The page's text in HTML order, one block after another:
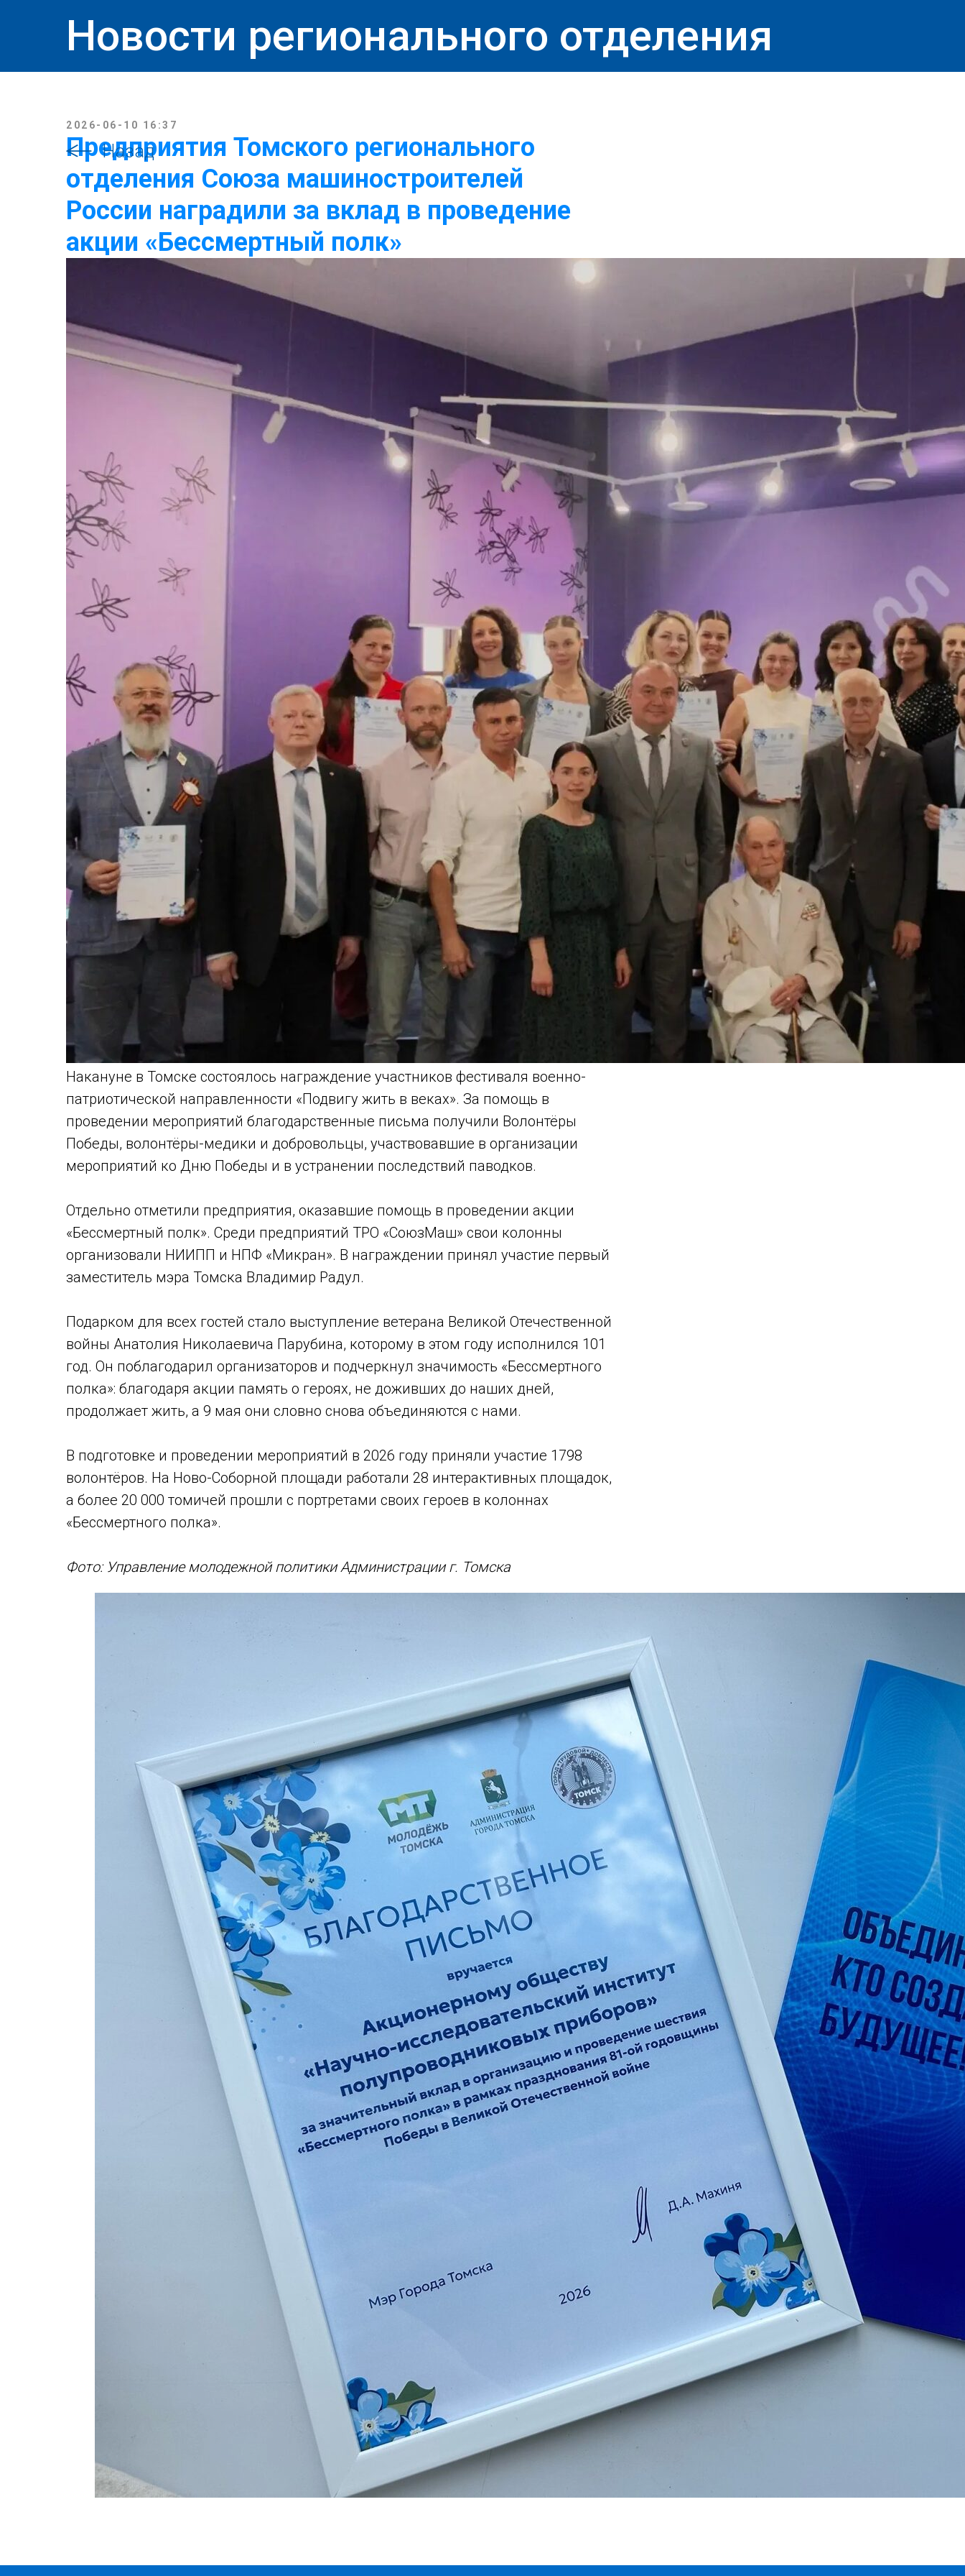
Новости регионального отделения
Назад
2026-06-10 16:37
Предприятия Томского регионального
отделения Союза машиностроителей
России наградили за вклад в проведение
акции «Бессмертный полк»
Накануне в Томске состоялось награждение участников фестиваля военно-
патриотической направленности «Подвигу жить в веках». За помощь в
проведении мероприятий благодарственные письма получили Волонтёры
Победы, волонтёры-медики и добровольцы, участвовавшие в организации
мероприятий ко Дню Победы и в устранении последствий паводков.
Отдельно отметили предприятия, оказавшие помощь в проведении акции
«Бессмертный полк». Среди предприятий ТРО «СоюзМаш» свои колонны
организовали НИИПП и НПФ «Микран». В награждении принял участие первый
заместитель мэра Томска Владимир Радул.
Подарком для всех гостей стало выступление ветерана Великой Отечественной
войны Анатолия Николаевича Парубина, которому в этом году исполнился 101
год. Он поблагодарил организаторов и подчеркнул значимость «Бессмертного
полка»: благодаря акции память о героях, не доживших до наших дней,
продолжает жить, а 9 мая они словно снова объединяются с нами.
В подготовке и проведении мероприятий в 2026 году приняли участие 1798
волонтёров. На Ново-Соборной площади работали 28 интерактивных площадок,
а более 20 000 томичей прошли с портретами своих героев в колоннах
«Бессмертного полка».
Фото: Управление молодежной политики Администрации г. Томска